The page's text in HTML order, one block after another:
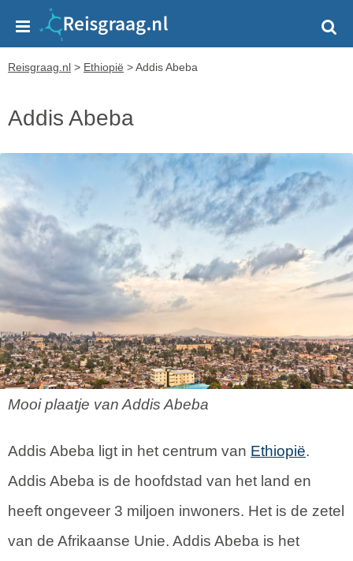
Reisgraag.nl > Ethiopië >Addis Abeba
Addis Abeba
Mooi plaatje van Addis Abeba
Addis Abeba ligt in het centrum van Ethiopië.
Addis Abeba is de hoofdstad van het land en
heeft ongeveer 3 miljoen inwoners. Het is de zetel
van de Afrikaanse Unie. Addis Abeba is het